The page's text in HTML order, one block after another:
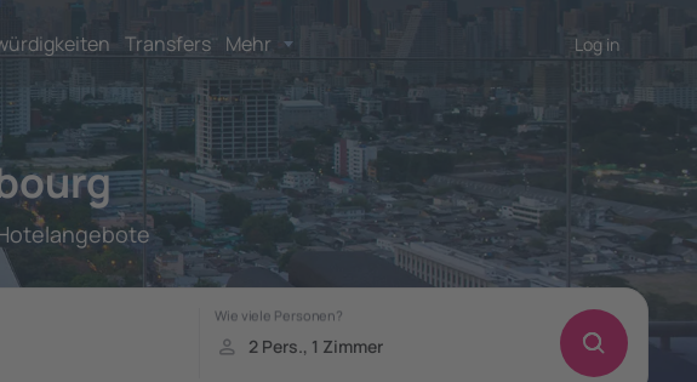
Transfers Mehr Log in